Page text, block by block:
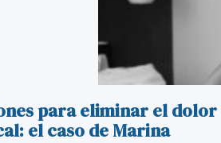
para eliminar el dolor
el caso de Marina